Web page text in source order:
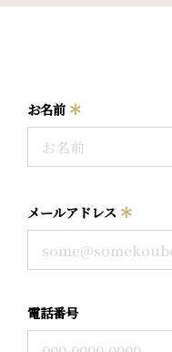
お名前 ＊
メールアドレス ＊
電話番号